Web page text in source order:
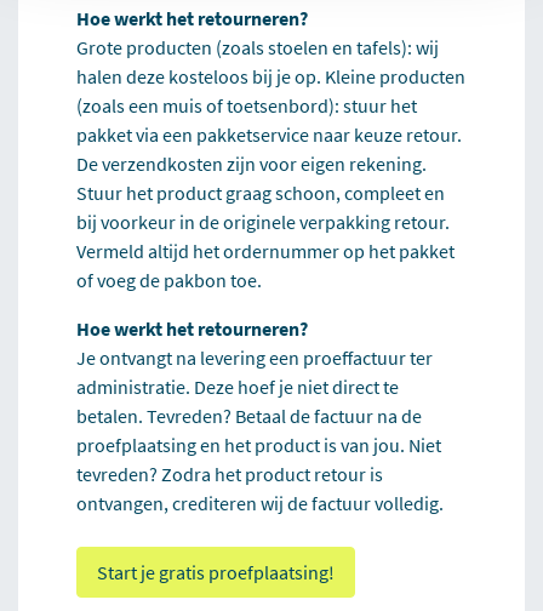
Hoe werkt het retourneren?
Grote producten (zoals stoelen en tafels): wij
halen deze kosteloos bij je op. Kleine producten
(zoals een muis of toetsenbord): stuur het
pakket via een pakketservice naar keuze retour.
De verzendkosten zijn voor eigen rekening.
Stuur het product graag schoon, compleet en
bij voorkeur in de originele verpakking retour.
Vermeld altijd het ordernummer op het pakket
of voeg de pakbon toe.
Hoe werkt het retourneren?
Je ontvangt na levering een proeffactuur ter
administratie. Deze hoef je niet direct te
betalen. Tevreden? Betaal de factuur na de
proefplaatsing en het product is van jou. Niet
tevreden? Zodra het product retour is
ontvangen, crediteren wij de factuur volledig.
Start je gratis proefplaatsing!